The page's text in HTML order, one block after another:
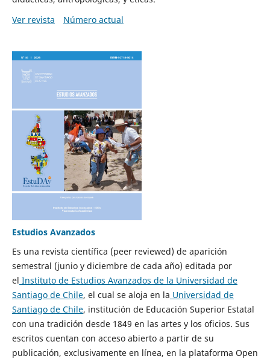
Ver revista
Número actual
Estudios Avanzados
Es una revista científica (peer reviewed) de aparición
semestral (junio y diciembre de cada año) editada por
el Instituto de Estudios Avanzados de la Universidad de
Santiago de Chile, el cual se aloja en la Universidad de
Santiago de Chile, institución de Educación Superior Estatal
con una tradición desde 1849 en las artes y los oficios. Sus
escritos cuentan con acceso abierto a partir de su
publicación, exclusivamente en línea, en la plataforma Open